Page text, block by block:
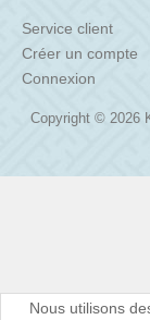
Nous utilisons
Service client
Créer un compte
Connexion
Copyright © 2026